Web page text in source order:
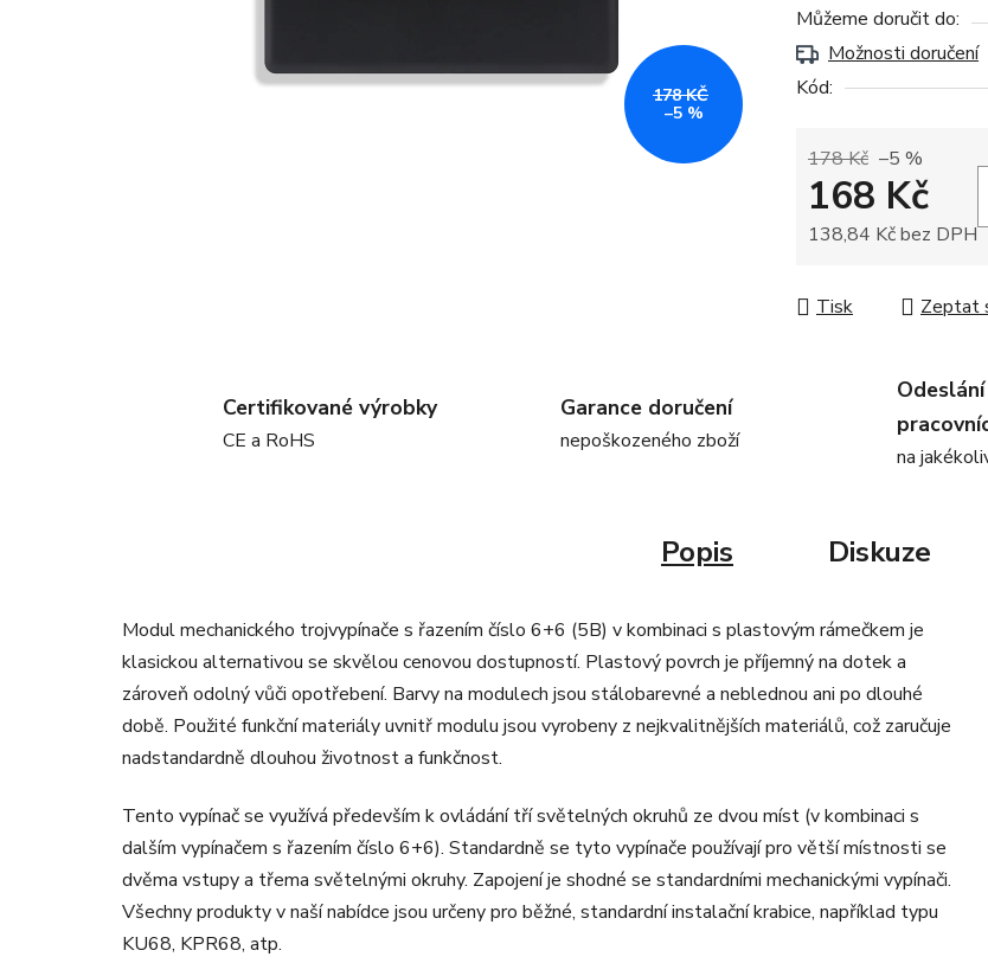
Můžeme doručit do:
Možnosti doručení
Kód:
178 Kč –5 %
168 Kč
138,84 Kč bez DPH
Tisk Zeptat
178 KČ
–5 %
Certifikované výrobky
CE a RoHS
Garance doručení
nepoškozeného zboží
na
Popis Diskuze
Modul mechanického trojvypínače s řazením číslo 6+6 (5B) v kombinaci s plastovým rámečkem je
klasickou alternativou se skvělou cenovou dostupností. Plastový povrch je příjemný na dotek a
zároveň odolný vůči opotřebení. Barvy na modulech jsou stálobarevné a neblednou ani po dlouhé
době. Použité funkční materiály uvnitř modulu jsou vyrobeny z nejkvalitnějších materiálů, což zaručuje
nadstandardně dlouhou životnost a funkčnost.
Tento vypínač se využívá především k ovládání tří světelných okruhů ze dvou míst (v kombinaci s
dalším vypínačem s řazením číslo 6+6). Standardně se tyto vypínače používají pro větší místnosti se
dvěma vstupy a třema světelnými okruhy. Zapojení je shodné se standardními mechanickými vypínači.
Všechny produkty v naší nabídce jsou určeny pro běžné, standardní instalační krabice, například typu
KU68, KPR68, atp.